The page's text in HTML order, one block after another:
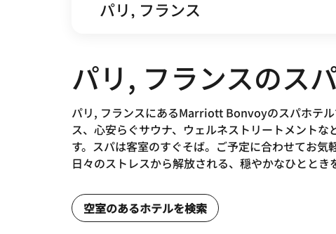
パリ, フランスのス
パリ, フランスにあるMarriott Bonvoyのスパホテ
ス、心安らぐサウナ、ウェルネストリートメント
す。スパは客室のすぐそば。ご予定に合わせてお気
日々のストレスから解放される、穏やかなひととき
空室のあるホテルを検索